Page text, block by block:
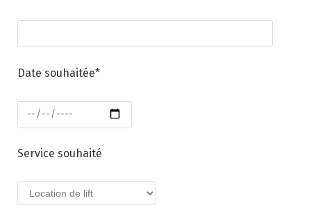
Date souhaitée*
Service souhaité